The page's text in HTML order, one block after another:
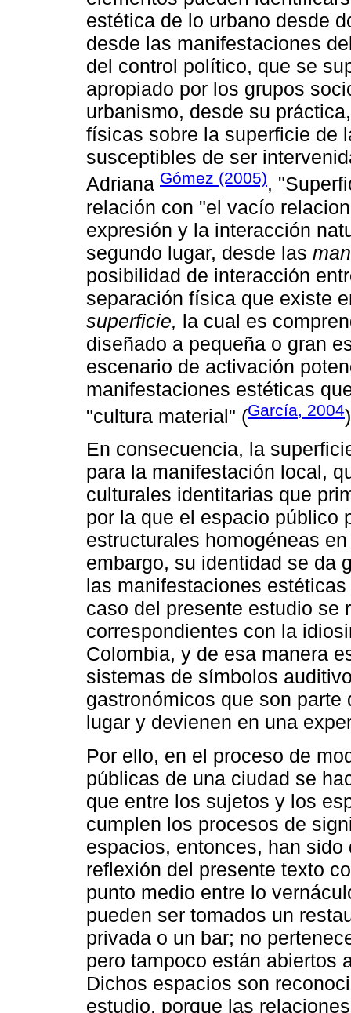
estética de lo urbano desde
desde las manifestaciones
del control político, que se
apropiado por los grupos
urbanismo, desde su
físicas sobre la superficie de
susceptibles de ser
Adriana Gómez (2005),
relación con "el vacío
expresión y la interacción
segundo lugar, desde las
posibilidad de interacción
separación física que existe
superficie, la cual es
diseñado a pequeña o gran
escenario de activación
manifestaciones estéticas
"cultura material" (García, 2004
En consecuencia, la
para la manifestación local,
culturales identitarias que
por la que el espacio público
estructurales homogéneas
embargo, su identidad se da
las manifestaciones
caso del presente estudio se
correspondientes con la
Colombia, y de esa manera
sistemas de símbolos
gastronómicos que son
lugar y devienen en una
Por ello, en el proceso de
públicas de una ciudad se
que entre los sujetos y los
cumplen los procesos de
espacios, entonces, han
reflexión del presente texto
punto medio entre lo
pueden ser tomados un
privada o un bar; no
pero tampoco están abiertos
Dichos espacios son
estudio, porque las